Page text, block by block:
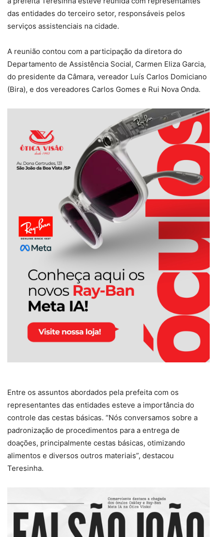
das entidades do terceiro setor, responsáveis pelos
serviços assistenciais na cidade.
A reunião contou com a participação da diretora do
Departamento de Assistência Social, Carmen Eliza Garcia,
do presidente da Câmara, vereador Luís Carlos Domiciano
(Bira), e dos vereadores Carlos Gomes e Rui Nova Onda.
Entre os assuntos abordados pela prefeita com os
representantes das entidades esteve a importância do
controle das cestas básicas. “Nós conversamos sobre a
padronização de procedimentos para a entrega de
doações, principalmente cestas básicas, otimizando
alimentos e diversos outros materiais”, destacou
Teresinha.